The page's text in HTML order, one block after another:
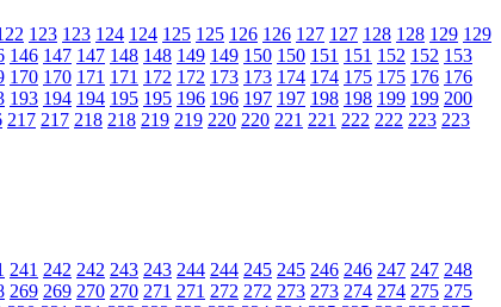
123 123 124 124 125 125 126 126 127 127 128 128 129 129
146 147 147 148 148 149 149 150 150 151 151 152 152 153
170 170 171 171 172 172 173 173 174 174 175 175 176 176
193 194 194 195 195 196 196 197 197 198 198 199 199 200
217 217 218 218 219 219 220 220 221 221 222 222 223 223
241 242 242 243 243 244 244 245 245 246 246 247 247 248
269 269 270 270 271 271 272 272 273 273 274 274 275 275